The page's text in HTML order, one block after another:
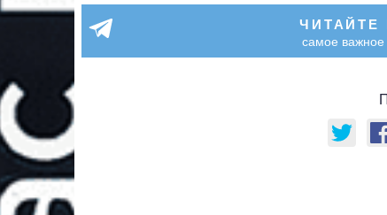
ЧИТАЙТЕ
самое